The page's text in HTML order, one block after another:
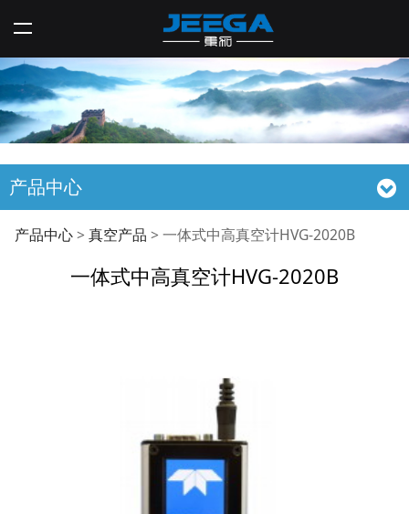
产品中心
一体式中高真空计HVG-
2020B
产品中心> 真空产品 > 一体式中高真空计HVG-2020B
一体式中高真空计HVG-2020B